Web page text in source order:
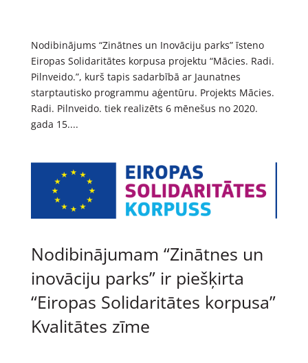
Nodibinājums “Zinātnes un Inovāciju parks” īsteno
Eiropas Solidaritātes korpusa projektu “Mācies. Radi.
Pilnveido.”, kurš tapis sadarbībā ar Jaunatnes
starptautisko programmu aģentūru. Projekts Mācies.
Radi. Pilnveido. tiek realizēts 6 mēnešus no 2020.
gada 15....
Nodibinājumam “Zinātnes un
inovāciju parks” ir piešķirta
“Eiropas Solidaritātes korpusa”
Kvalitātes zīme